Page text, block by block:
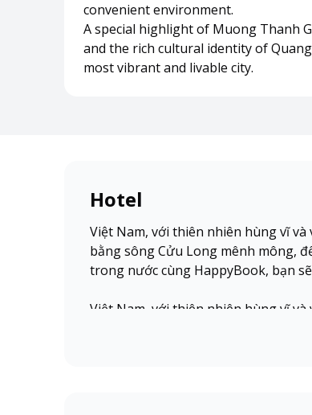
convenient environment.
A special highlight of Muong Thanh
and the rich cultural identity of
most vibrant and livable city.
Hotel
Việt Nam, với thiên nhiên hùng vĩ
bằng sông Cửu Long mênh mông,
trong nước cùng HappyBook, bạn
Việt Nam, với thiên nhiên hùng vĩ
bằng sông Cửu Long mênh mông,